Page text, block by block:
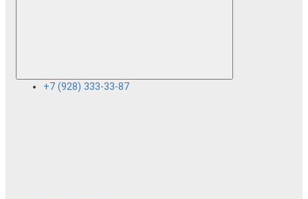
+7 (928) 333-33-87